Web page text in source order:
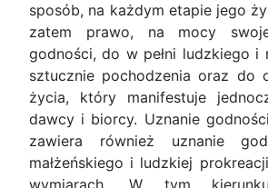
sposób, na każdym etapie jego
zatem prawo, na mocy
godności, do w pełni ludzkiego i
sztucznie pochodzenia oraz do
życia, który manifestuje
dawcy i biorcy. Uznanie
zawiera również uznanie
małżeńskiego i ludzkiej